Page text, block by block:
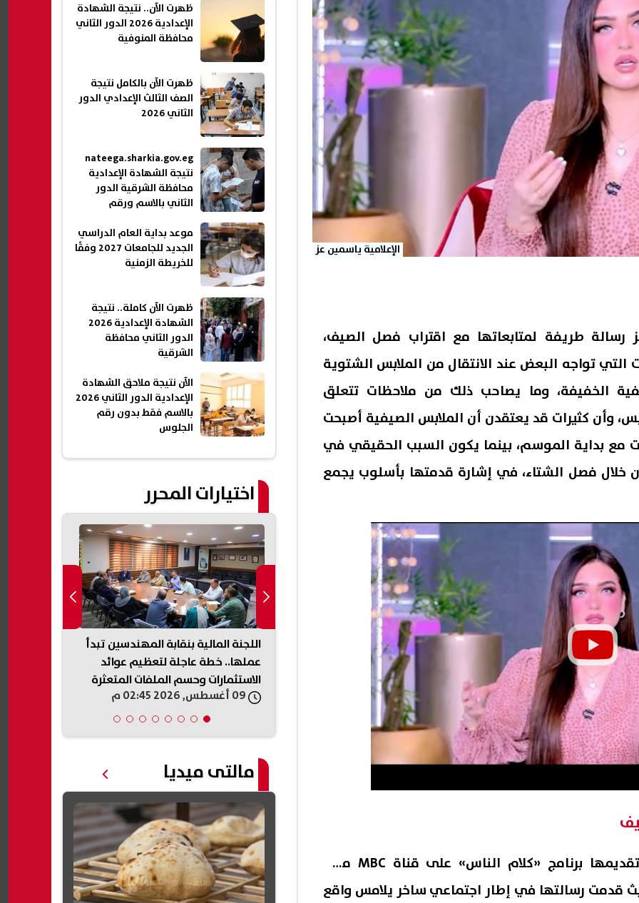
الإعلامية ياسمين عز
رسالة طريفة لمتابعاتها مع اقتراب فصل الصيف،
التي تواجه البعض عند الانتقال من الملابس الشتوية
الخفيفة، وما يصاحب ذلك من ملاحظات تتعلق
وأن كثيرات قد يعتقدن أن الملابس الصيفية أصبحت
مع بداية الموسم، بينما يكون السبب الحقيقي في
خلال فصل الشتاء، في إشارة قدمتها بأسلوب يجمع
وتناولت ياسمين عز، خلال تقديمها برنامج «كلام الناس» على قناة MBC مصر،
قدمت رسالتها في إطار اجتماعي ساخر يلامس واقع
ظهرت الآن.. نتيجة الشهادة
الإعدادية 2026 الدور الثاني
محافظة المنوفية
ظهرت الآن بالكامل نتيجة
الصف الثالث الإعدادي الدور
الثاني 2026
nateega.sharkia.gov.eg
نتيجة الشهادة الإعدادية
محافظة الشرقية الدور
الثاني بالاسم ورقم
موعد بداية العام الدراسي
الجديد للجامعات 2027 وفقًا
للخريطة الزمنية
ظهرت الآن كاملة.. نتيجة
الشهادة الإعدادية 2026
الدور الثاني محافظة
الشرقية
الآن نتيجة ملاحق الشهادة
الإعدادية الدور الثاني 2026
بالاسم فقط بدون رقم
الجلوس
اختيارات المحرر
واليابان توقعان اتفاقية تعاون
لتحويل 20 مدرسة للتعليم الفني
الشهادة الإعدادية محافظة الشرقية
الدور الثاني بالاسم ورقم الجلوس
اللجنة المالية بنقابة المهندسين تبدأ
عملها.. خطة عاجلة لتعظيم عوائد
الاستثمارات وحسم الملفات المتعثرة
مالتى ميديا